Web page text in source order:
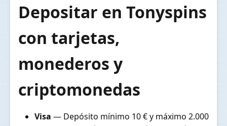
Depositar en Tonyspins
con tarjetas,
monederos y
criptomonedas
Visa — Depósito mínimo 10 € y máximo 2.000